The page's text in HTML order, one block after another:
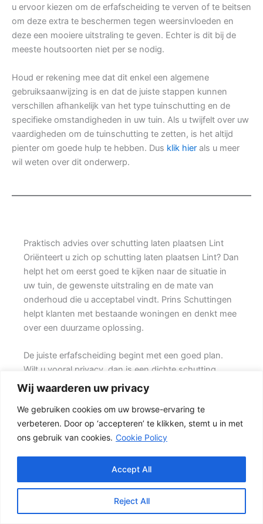
Wij waarderen uw privacy
We gebruiken cookies om uw browse-ervaring te
verbeteren. Door op ‘accepteren’ te klikken, stemt u in met
ons gebruik van cookies. Cookie Policy
Reject All
Accept All
u ervoor kiezen om de erfafscheiding te verven of te beitsen
om deze extra te beschermen tegen weersinvloeden en
deze een mooiere uitstraling te geven. Echter is dit bij de
meeste houtsoorten niet per se nodig.
Houd er rekening mee dat dit enkel een algemene
gebruiksaanwijzing is en dat de juiste stappen kunnen
verschillen afhankelijk van het type tuinschutting en de
specifieke omstandigheden in uw tuin. Als u twijfelt over uw
vaardigheden om de tuinschutting te zetten, is het altijd
pienter om goede hulp te hebben. Dus klik hier als u meer
wil weten over dit onderwerp.
Praktisch advies over schutting laten plaatsen Lint
Oriënteert u zich op schutting laten plaatsen Lint? Dan
helpt het om eerst goed te kijken naar de situatie in
uw tuin, de gewenste uitstraling en de mate van
onderhoud die u acceptabel vindt. Prins Schuttingen
helpt klanten met bestaande woningen en denkt mee
over een duurzame oplossing.
De juiste erfafscheiding begint met een goed plan.
Wilt u vooral privacy, dan is een dichte schutting
meestal de beste keuze. Daarbij spelen ook zaken
mee zoals windbelasting, hoogteverschillen,
grondsoort, erfgrens en de bereikbaarheid van de
tuin.
In veel tuinen wordt gekozen voor een combinatie
van hout en beton. {Het beton zorgt voor een sterke
basis, terwijl het tuinhout zorgen voor een natuurlijke